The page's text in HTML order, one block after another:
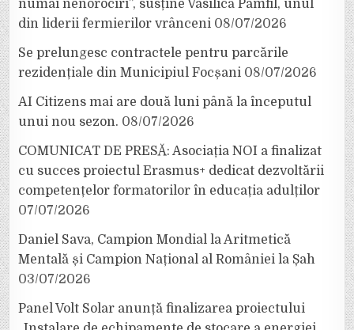
numai nenorociri”, susține Vasilică Pamfil, unul
din liderii fermierilor vrânceni 08/07/2026
Se prelungesc contractele pentru parcările
rezidențiale din Municipiul Focșani 08/07/2026
AI Citizens mai are două luni până la începutul
unui nou sezon. 08/07/2026
COMUNICAT DE PRESĂ: Asociația NOI a finalizat
cu succes proiectul Erasmus+ dedicat dezvoltării
competențelor formatorilor în educația adulților
07/07/2026
Daniel Sava, Campion Mondial la Aritmetică
Mentală și Campion Național al României la Șah
03/07/2026
Panel Volt Solar anunță finalizarea proiectului